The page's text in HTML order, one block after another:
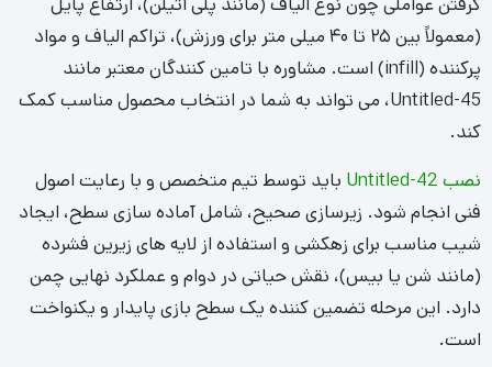
پهلو به پهلو کردن رول های چمن: قرار دادن دقیق رول ها
بدون ایجاد درز یا شکاف.
برش و اتصال دقیق لبه ها: استفاده ازچسب Untitled-42
و نوار مخصوص اتصال برای یکپارچگی.
گرانول لاستیک برای پایداری الیاف و جذب ضربه.
برس کشی نهایی: ایستادگی الیاف و ایجاد ظاهری طبیعی.
جنس Untitled-42 پینت بال
Untitled-42 پینت بال معمولاً از الیاف پلی اتیلن (PE) یا پلی
پروپیلن (PP) با کیفیت بالا ساخته می شود که هم نرم و مقاوم
بوده و هم در برابر ضربه، سایش، نور خورشید و شرایط جوی دوام